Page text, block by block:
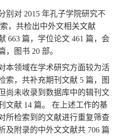
别对 2015 年孔子学院研究不
，共检出中外文相关文献
663 篇，学位论文 461 篇，会
，图书 20 部。
本领域在学术研究方面较为活
索，共补充期刊文献 5 篇，图
尚未收录到数据库中的辑刊文
文献 14 篇。 在上述工作的基
所检索到的文献进行重复筛查
及附录的中外文文献共 706 篇